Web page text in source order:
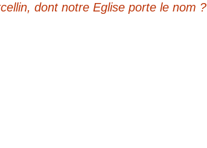
dont notre Eglise porte le nom ?